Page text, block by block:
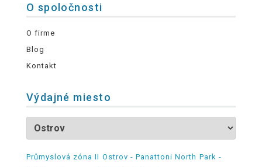
O spoločnosti
O firme
Blog
Kontakt
Výdajné miesto
Průmyslová zóna II Ostrov - Panattoni North Park -